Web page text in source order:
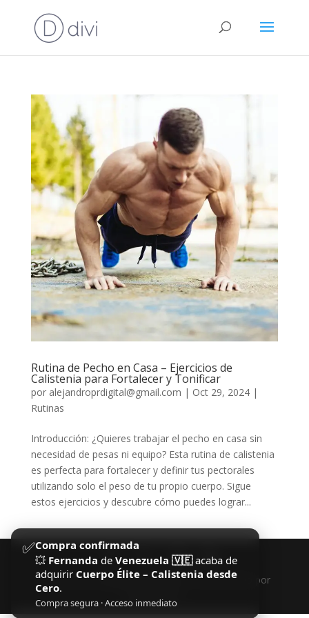
✅Compra confirmada
💥 Fernanda de Venezuela 🇻🇪acaba de
adquirir Cuerpo Élite – Calistenia desde
Cero.
Compra segura · Acceso inmediato
Rutina de Pecho en Casa – Ejercicios de
Calistenia para Fortalecer y Tonificar
por alejandroprdigital@gmail.com | Oct 29, 2024|
Rutinas
Introducción: ¿Quieres trabajar el pecho en casa sin
necesidad de pesas ni equipo? Esta rutina de calistenia
es perfecta para fortalecer y definir tus pectorales
utilizando solo el peso de tu propio cuerpo. Sigue
estos ejercicios y descubre cómo puedes lograr...
Diseñado porElegant Themes| Desarrollado por